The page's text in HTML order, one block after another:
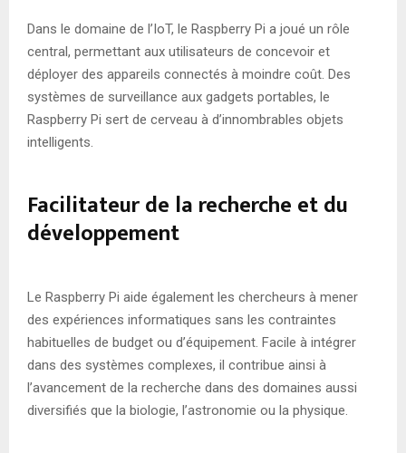
Dans le domaine de l’IoT, le Raspberry Pi a joué un rôle
central, permettant aux utilisateurs de concevoir et
déployer des appareils connectés à moindre coût. Des
systèmes de surveillance aux gadgets portables, le
Raspberry Pi sert de cerveau à d’innombrables objets
intelligents.
Facilitateur de la recherche et du
développement
Le Raspberry Pi aide également les chercheurs à mener
des expériences informatiques sans les contraintes
habituelles de budget ou d’équipement. Facile à intégrer
dans des systèmes complexes, il contribue ainsi à
l’avancement de la recherche dans des domaines aussi
diversifiés que la biologie, l’astronomie ou la physique.